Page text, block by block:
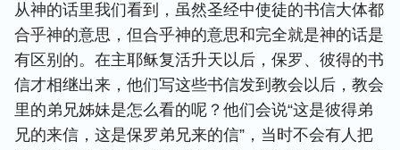
从神的话里我们看到，虽然圣经中使徒的书信大体都
合乎神的意思，但合乎神的意思和完全就是神的话是
有区别的。在主耶稣复活升天以后，保罗、彼得的书
信才相继出来，他们写这些书信发到教会以后，教会
里的弟兄姊妹是怎么看的呢？他们会说“这是彼得弟
兄的来信，这是保罗弟兄来的信”，当时不会有人把